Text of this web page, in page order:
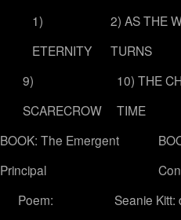
1)
ETERNITY
2) AS THE
TURNS
9)
SCARECROW
10) THE
TIME
BOOK: The Emergent
Principal
Poem:
Seanie Kitt: